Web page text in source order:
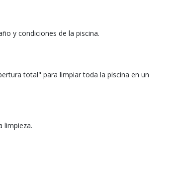
y condiciones de la piscina.
total" para limpiar toda la piscina en un
limpieza.